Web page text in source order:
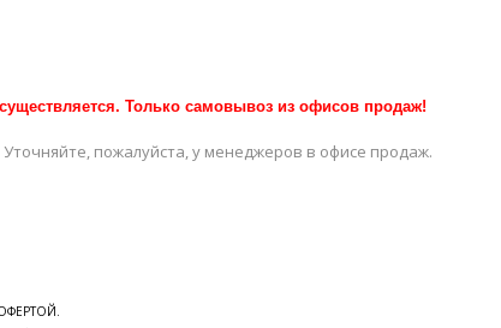
Только самовывоз из офисов продаж!
пожалуйста, у менеджеров в офисе продаж.